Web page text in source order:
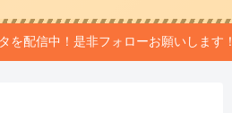
を配信中！是非フォローお願いします！